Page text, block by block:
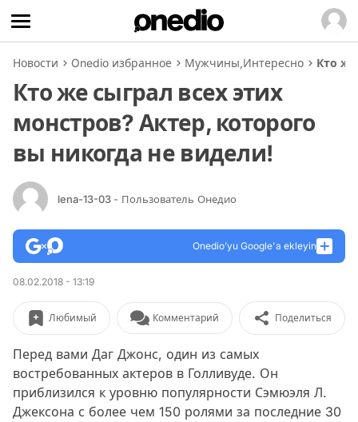
Новости Onedio избранное Мужчины,Интересно Кто
Кто же сыграл всех этих
монстров? Актер, которого
вы никогда не видели!
lena-13-03 - Пользователь Онедио
Onedio’yu Google'a ekleyin
08.02.2018 - 13:19
Любимый Комментарий Поделиться
Перед вами Даг Джонс, один из самых
востребованных актеров в Голливуде. Он
приблизился к уровню популярности Сэмюэля Л.
Джексона с более чем 150 ролями за последние 30